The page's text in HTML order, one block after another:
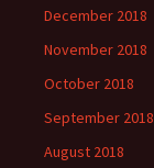
December 2018
November 2018
October 2018
September 2018
August 2018